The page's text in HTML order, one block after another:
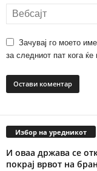
Зачувај го моето
за следниот пат кога
Избор на уредникот
И оваа држава се
покрај врвот на